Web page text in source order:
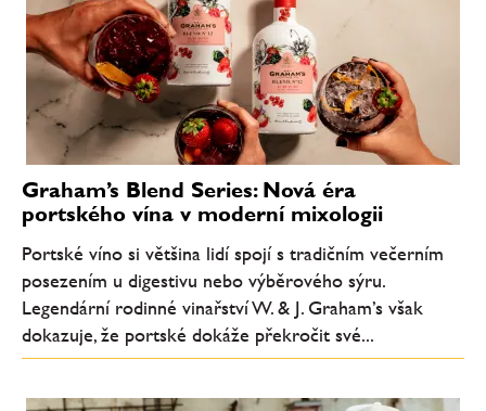
Graham’s Blend Series: Nová éra
portského vína v moderní mixologii
Portské víno si většina lidí spojí s tradičním večerním
posezením u digestivu nebo výběrového sýru.
Legendární rodinné vinařství W. & J. Graham’s však
dokazuje, že portské dokáže překročit své...